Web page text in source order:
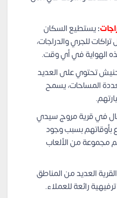
:يستطيع السكان
للجري والدراجات،
الهواية في أي وقت.
تحتوي على العديد
المساحات، يسمح
في قرية مروج سيدي
بأوقاتهم بسبب وجود
مجموعة من الألعاب
العديد من المناطق
رائعة للعملاء.